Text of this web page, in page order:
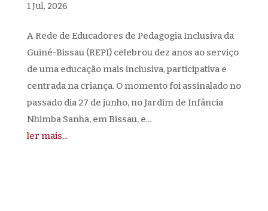
1 Jul, 2026
A Rede de Educadores de Pedagogia Inclusiva da
Guiné-Bissau (REPI) celebrou dez anos ao serviço
de uma educação mais inclusiva, participativa e
centrada na criança. O momento foi assinalado no
passado dia 27 de junho, no Jardim de Infância
Nhimba Sanha, em Bissau, e...
ler mais...